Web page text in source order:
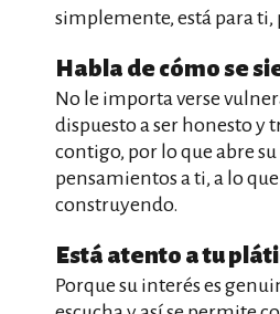
simplemente, está para ti,
Habla de cómo se
No le importa verse
dispuesto a ser honesto y
contigo, por lo que abre
pensamientos a ti, a lo
construyendo.
Está atento a tu
Porque su interés es